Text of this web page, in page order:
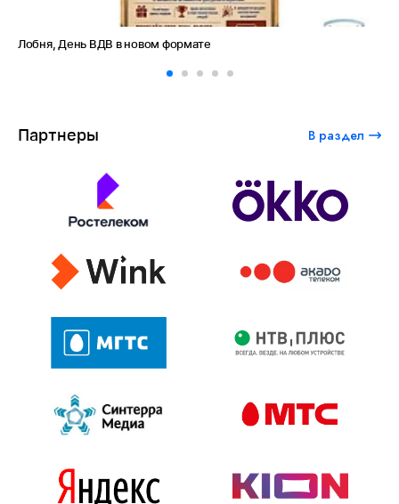
Амет-Хан Султан: небо как судьба
Партнеры В раздел